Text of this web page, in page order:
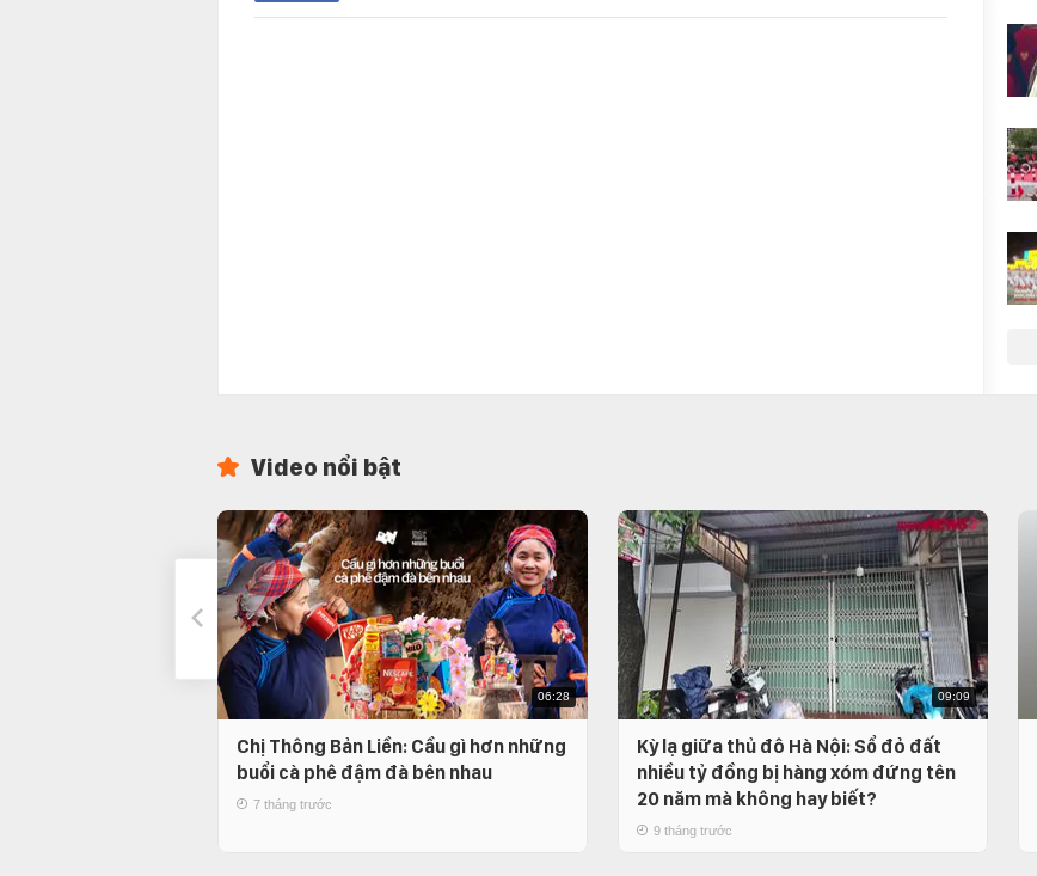
Video nổi bật
06:28
Chị Thông Bản Liền: Cầu gì hơn những
buổi cà phê đậm đà bên nhau
7 tháng trước
09:09
Kỳ lạ giữa thủ đô Hà Nội: Sổ đỏ đất
nhiều tỷ đồng bị hàng xóm đứng tên
20 năm mà không hay biết?
9 tháng trước